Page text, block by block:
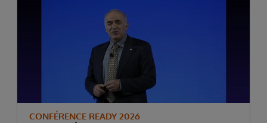
CONFÉRENCE READY 2026